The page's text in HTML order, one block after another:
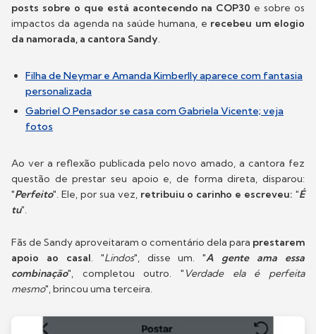
posts sobre o que está acontecendo na COP30 e sobre os
impactos da agenda na saúde humana, e recebeu um elogio
da namorada, a cantora Sandy.
Filha de Neymar e Amanda Kimberlly aparece com fantasia
personalizada
Gabriel O Pensador se casa com Gabriela Vicente; veja
fotos
Ao ver a reflexão publicada pelo novo amado, a cantora fez
questão de prestar seu apoio e, de forma direta, disparou:
"Perfeito". Ele, por sua vez, retribuiu o carinho e escreveu: "É
tu".
Fãs de Sandy aproveitaram o comentário dela para prestarem
apoio ao casal. "Lindos", disse um. "A gente ama essa
combinação", completou outro. " Verdade ela é perfeita
mesmo", brincou uma terceira.